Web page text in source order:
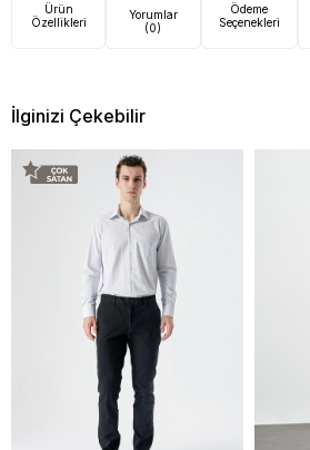
Ürün
Özellikleri
Yorumlar
(0)
Ödeme
Seçenekleri
İlginizi Çekebilir